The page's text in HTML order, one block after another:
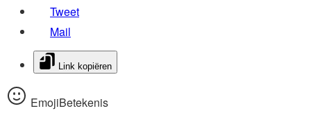
Tweet
Mail
Link kopiëren
EmojiBetekenis